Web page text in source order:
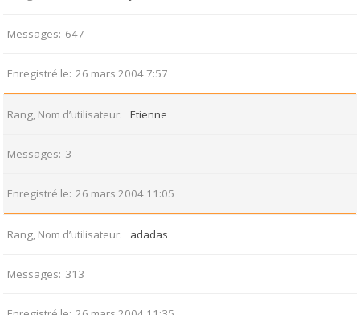
Messages 647
Enregistré le 26 mars 2004 7:57
Rang, Nom d’utilisateur Etienne
Messages 3
Enregistré le 26 mars 2004 11:05
Rang, Nom d’utilisateur adadas
Messages 313